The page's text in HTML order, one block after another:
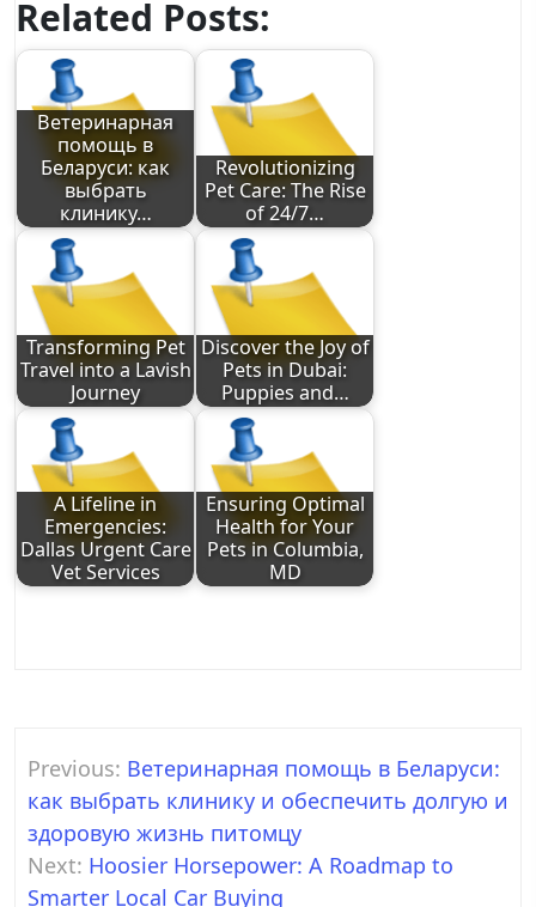
Related Posts:
Ветеринарная
помощь в
Беларуси: как
выбрать
клинику…
Revolutionizing
Pet Care: The Rise
of 24/7…
Transforming Pet
Travel into a Lavish
Journey
Discover the Joy of
Pets in Dubai:
Puppies and…
A Lifeline in
Emergencies:
Dallas Urgent Care
Vet Services
Ensuring Optimal
Health for Your
Pets in Columbia,
MD
Post
navigation
Previous: Ветеринарная помощь в Беларуси:
как выбрать клинику и обеспечить долгую и
здоровую жизнь питомцу
Next: Hoosier Horsepower: A Roadmap to
Smarter Local Car Buying